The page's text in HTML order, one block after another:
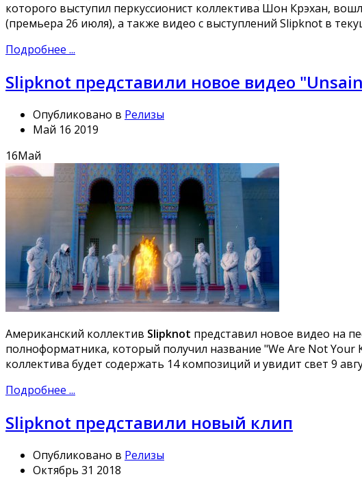
которого выступил перкуссионист коллектива Шон Крэхан,
(премьера 26 июля), а также видео с выступлений Slipknot в
Подробнее ...
Slipknot представили новое видео
Опубликовано в Релизы
Май 16 2019
16Май
Американский коллектив Slipknot представил новое видео на
полноформатника, который получил название "We Are Not Your
коллектива будет содержать 14 композиций и увидит свет 9
Подробнее ...
Slipknot представили новый клип
Опубликовано в Релизы
Октябрь 31 2018